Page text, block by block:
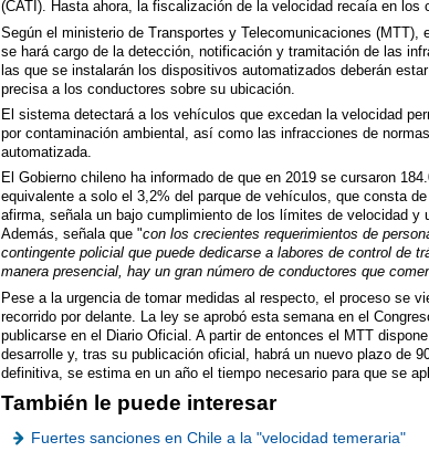
(CATI). Hasta ahora, la fiscalización de la velocidad recaía en los
Según el ministerio de Transportes y Telecomunicaciones
se hará cargo de la detección, notificación y tramitación de las
las que se instalarán los dispositivos automatizados deberán
precisa a los conductores sobre su ubicación.
El sistema detectará a los vehículos que excedan la velocidad
por contaminación ambiental, así como las infracciones de
automatizada.
El Gobierno chileno ha informado de que en 2019 se cursaron
equivalente a solo el 3,2% del parque de vehículos, que consta
afirma, señala un bajo cumplimiento de los límites de velocidad y
Además, señala que "con los crecientes requerimientos de
contingente policial que puede dedicarse a labores de control de
manera presencial, hay un gran número de conductores que
Pese a la urgencia de tomar medidas al respecto, el proceso se
recorrido por delante. La ley se aprobó esta semana en el
publicarse en el Diario Oficial. A partir de entonces el MTT
desarrolle y, tras su publicación oficial, habrá un nuevo plazo de
definitiva, se estima en un año el tiempo necesario para que se
También le puede interesar
Fuertes sanciones en Chile a la "velocidad temeraria"